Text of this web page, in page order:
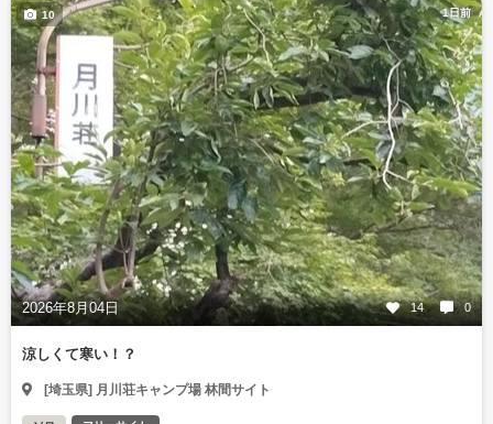
1日前
2026年8月04日 14 0
10
涼しくて寒い！？
[埼玉県] 月川荘キャンプ場 林間サイト